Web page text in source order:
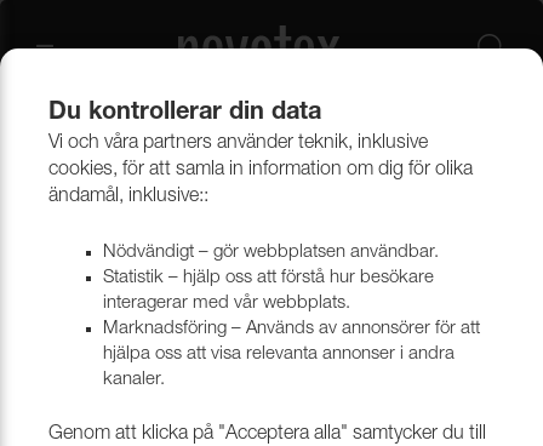
Outlet Möbeltyger
Du kontrollerar din data
Vi och våra partners använder teknik, inklusive
cookies, för att samla in information om dig för olika
ändamål, inklusive::
Nödvändigt – gör webbplatsen användbar.
Statistik – hjälp oss att förstå hur besökare
interagerar med vår webbplats.
Marknadsföring – Används av annonsörer för att
hjälpa oss att visa relevanta annonser i andra
kanaler.
Genom att klicka på "Acceptera alla" samtycker du till